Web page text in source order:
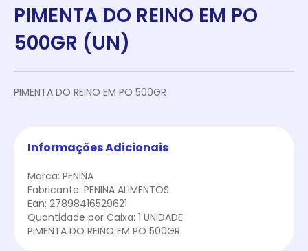
PIMENTA DO REINO EM PO
500GR (UN)
PIMENTA DO REINO EM PO 500GR
Informações Adicionais
Marca: PENINA
Fabricante: PENINA ALIMENTOS
Ean: 27898416529621
Quantidade por Caixa: 1 UNIDADE
PIMENTA DO REINO EM PO 500GR